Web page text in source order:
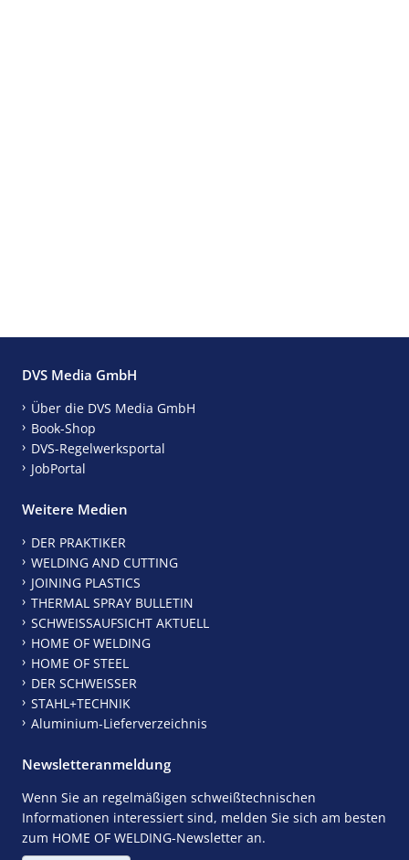
DVS Media GmbH
Über die DVS Media GmbH
Book-Shop
DVS-Regelwerksportal
JobPortal
Weitere Medien
DER PRAKTIKER
WELDING AND CUTTING
JOINING PLASTICS
THERMAL SPRAY BULLETIN
SCHWEISSAUFSICHT AKTUELL
HOME OF WELDING
HOME OF STEEL
DER SCHWEISSER
STAHL+TECHNIK
Aluminium-Lieferverzeichnis
Newsletteranmeldung
Wenn Sie an regelmäßigen schweißtechnischen
Informationen interessiert sind, melden Sie sich am besten
zum HOME OF WELDING-Newsletter an.